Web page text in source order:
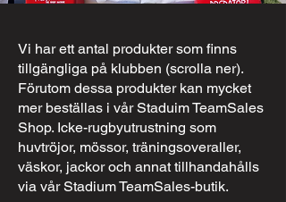
Vi har ett antal produkter som finns
tillgängliga på klubben (scrolla ner).
Förutom dessa produkter kan mycket
mer beställas i vår Staduim TeamSales
Shop. Icke-rugbyutrustning som
huvtröjor, mössor, träningsoveraller,
väskor, jackor och annat tillhandahålls
via vår Stadium TeamSales-butik.